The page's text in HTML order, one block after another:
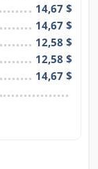
14,67 $
14,67 $
12,58 $
12,58 $
14,67 $